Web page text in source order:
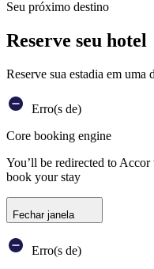
Seu próximo destino
Reserve seu hotel
Reserve sua estadia em uma
Erro(s de)
Core booking engine
You’ll be redirected to
book your stay
Fechar janela
Erro(s de)